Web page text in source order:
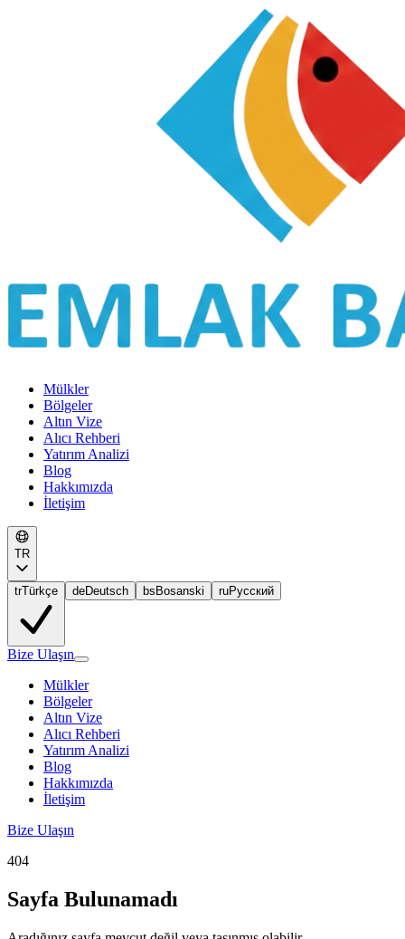
Mülkler
Bölgeler
Altın Vize
Alıcı Rehberi
Yatırım Analizi
Blog
Hakkımızda
İletişim
TR
trTürkçe deDeutsch bs Bosanski ruРусский
Bize Ulaşın
Mülkler
Bölgeler
Altın Vize
Alıcı Rehberi
Yatırım Analizi
Blog
Hakkımızda
İletişim
Bize Ulaşın
404
Sayfa Bulunamadı